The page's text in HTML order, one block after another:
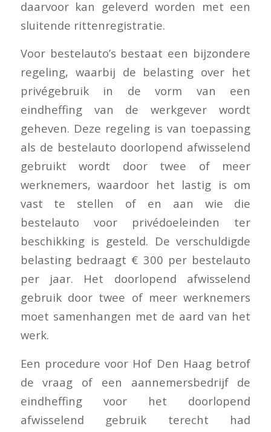
daarvoor kan geleverd worden met een
sluitende rittenregistratie.
Voor bestelauto’s bestaat een bijzondere
regeling, waarbij de belasting over het
privégebruik in de vorm van een
eindheffing van de werkgever wordt
geheven. Deze regeling is van toepassing
als de bestelauto doorlopend afwisselend
gebruikt wordt door twee of meer
werknemers, waardoor het lastig is om
vast te stellen of en aan wie die
bestelauto voor privédoeleinden ter
beschikking is gesteld. De verschuldigde
belasting bedraagt € 300 per bestelauto
per jaar. Het doorlopend afwisselend
gebruik door twee of meer werknemers
moet samenhangen met de aard van het
werk.
Een procedure voor Hof Den Haag betrof
de vraag of een aannemersbedrijf de
eindheffing voor het doorlopend
afwisselend gebruik terecht had